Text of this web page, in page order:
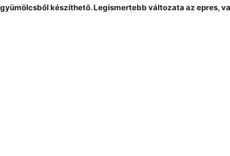
gyümölcsből készíthető. Legismertebb változata az epres,